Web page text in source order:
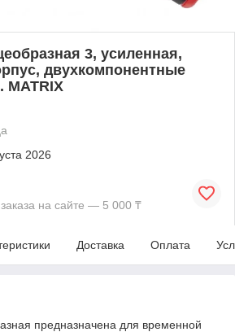
3, усиленная,
двухкомпонентные
MATRIX
2026
на сайте — 5 000 ₸
Доставка Оплата
предназначена для временной